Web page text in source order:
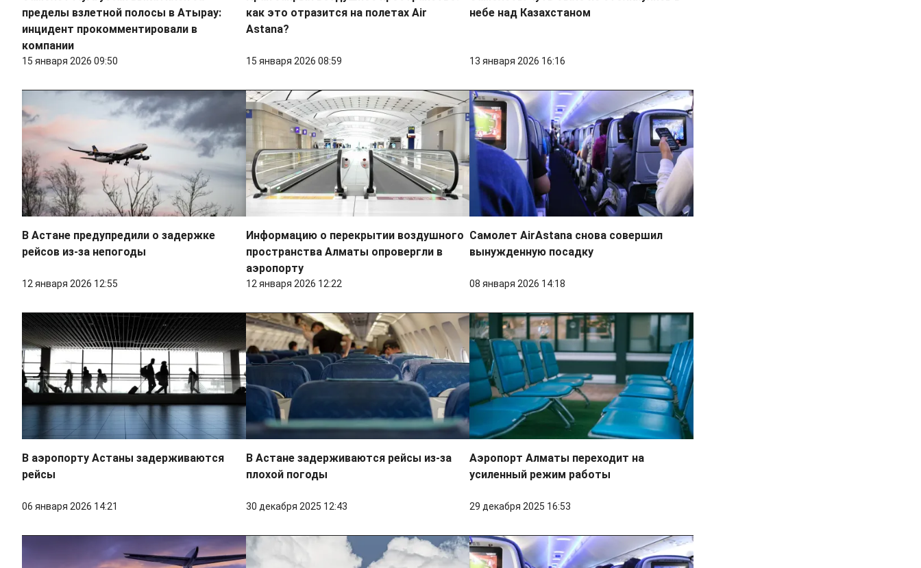
пределы взлетной полосы в Атырау:
инцидент прокомментировали в
компании
15 января 2026 09:50
как это отразится на полетах Air
Astana?
15 января 2026 08:59
небе над Казахстаном
13 января 2026 16:16
В Астане предупредили о задержке
рейсов из-за непогоды
12 января 2026 12:55
Информацию о перекрытии воздушного
пространства Алматы опровергли в
аэропорту
12 января 2026 12:22
Самолет AirAstana снова совершил
вынужденную посадку
08 января 2026 14:18
В аэропорту Астаны задерживаются
рейсы
06 января 2026 14:21
В Астане задерживаются рейсы из-за
плохой погоды
30 декабря 2025 12:43
Аэропорт Алматы переходит на
усиленный режим работы
29 декабря 2025 16:53